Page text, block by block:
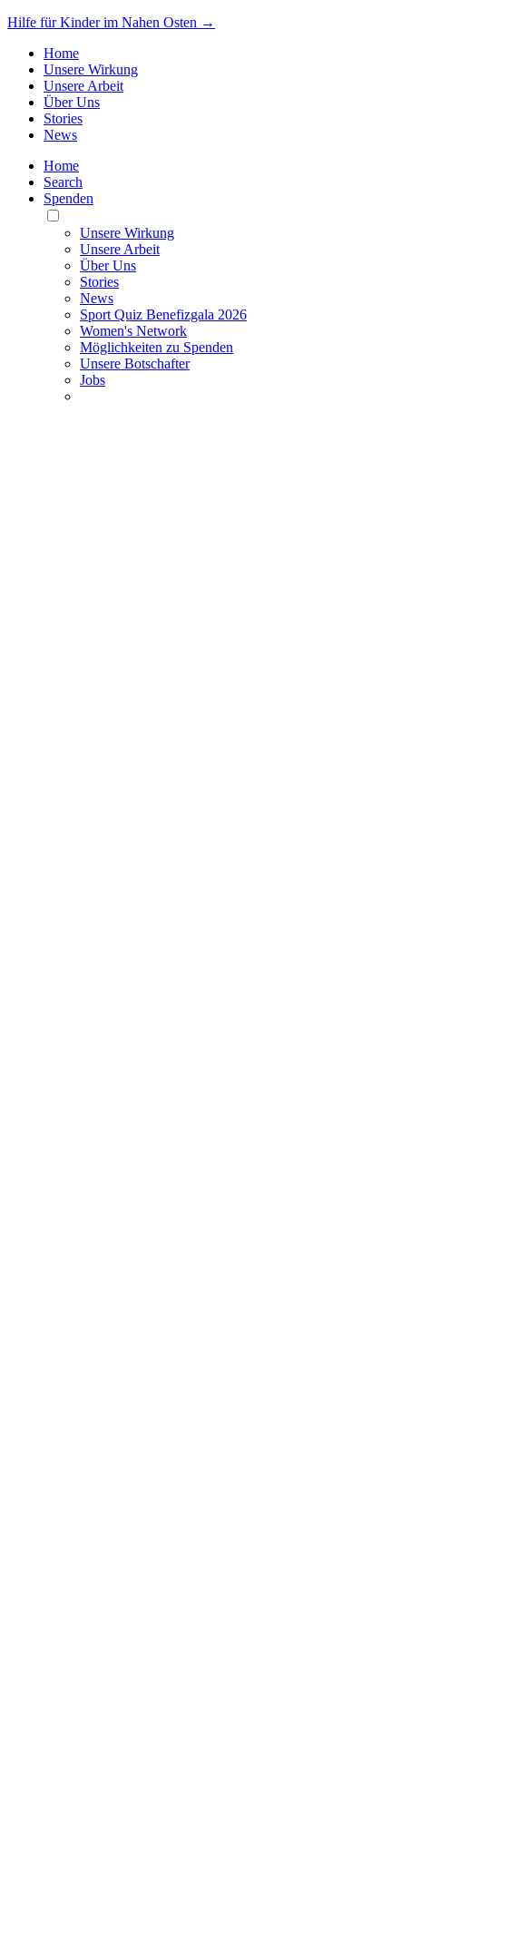
Hilfe für Kinder im Nahen Osten →
Home
Unsere Wirkung
Unsere Arbeit
Über Uns
Stories
News
Home
Search
Spenden
Toggle
Mobile
Menu
Unsere Wirkung
Unsere Arbeit
Über Uns
Stories
News
Sport Quiz Benefizgala 2026
Women's Network
Möglichkeiten zu Spenden
Unsere Botschafter
Jobs